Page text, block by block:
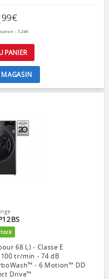
99€
: 7,24€
PANIER
MAGASIN
68 L) - Classe E
tr/min - 74 dB
- 6 Motion™ DD
Drive™